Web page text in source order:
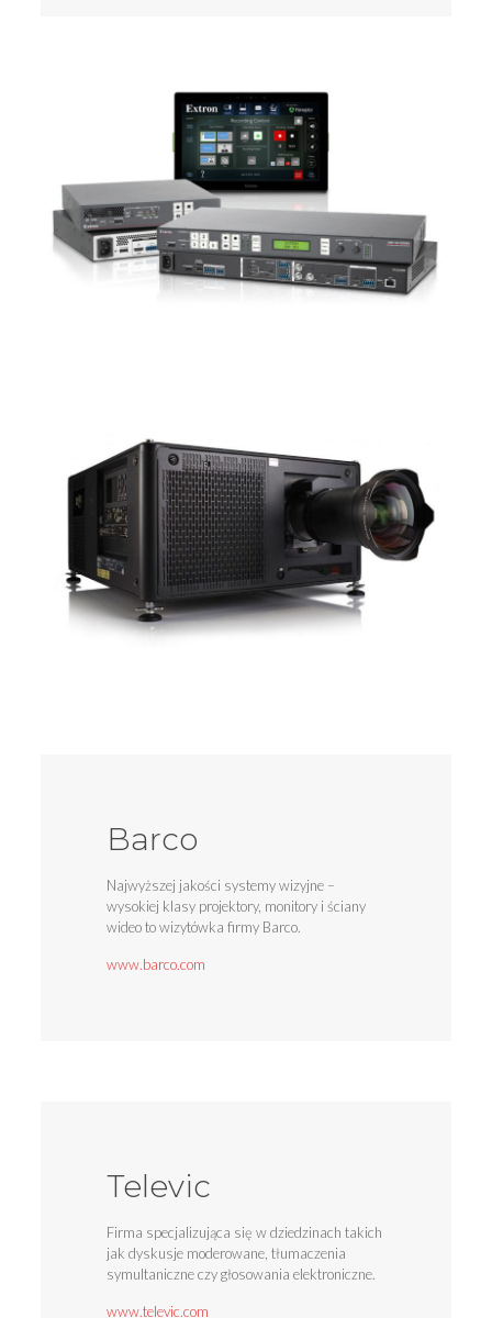
Barco
Najwyższej jakości systemy wizyjne –
wysokiej klasy projektory, monitory i ściany
wideo to wizytówka firmy Barco.
www.barco.com
Televic
Firma specjalizująca się w dziedzinach takich
jak dyskusje moderowane, tłumaczenia
symultaniczne czy głosowania elektroniczne.
www.televic.com